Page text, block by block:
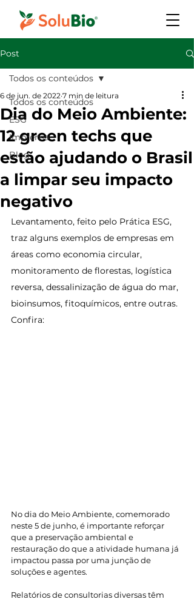
Post
Todos os conteúdos
ESG
Imprensa
Blog
Todos os conteúdos
Dia do Meio Ambiente:
12 green techs que
estão ajudando o Brasil
a limpar seu impacto
negativo
6 de jun. de 2022 7 min de leitura
Levantamento, feito pelo Prática ESG,
traz alguns exemplos de empresas em
áreas como economia circular,
monitoramento de florestas, logística
reversa, dessalinização de água do mar,
bioinsumos, fitoquímicos, entre outras.
Confira:
No dia do Meio Ambiente, comemorado
neste 5 de junho, é importante reforçar
que a preservação ambiental e
restauração do que a atividade humana já
impactou passa por uma junção de
soluções e agentes.
Relatórios de consultorias diversas têm